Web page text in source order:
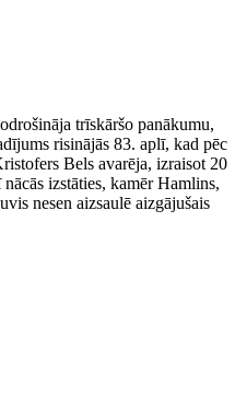
trīskāršo panākumu,
risinājās 83. aplī, kad pēc
Bels avarēja, izraisot 20
izstāties, kamēr Hamlins,
nesen aizsaulē aizgājušais